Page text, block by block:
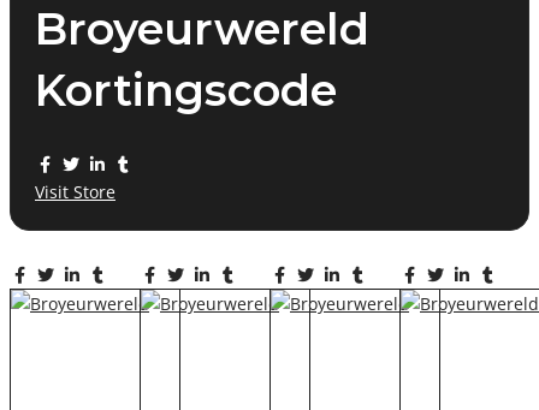
Broyeurwereld
Kortingscode
Visit Store